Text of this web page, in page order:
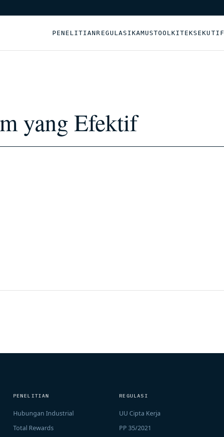
PENELITIANREGULASIKAMUSTOOLKITEKSEKUTIF
yang Efektif
PENELITIAN
Hubungan Industrial
Total Rewards
REGULASI
UU Cipta Kerja
PP 35/2021